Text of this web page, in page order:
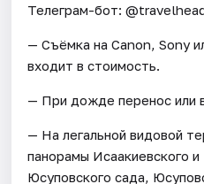
Телеграм-бот:
— Съёмка на Canon, Sony
входит в стоимость.
— При дожде перенос или
— На легальной видовой
панорамы Исаакиевского
Юсуповского сада,